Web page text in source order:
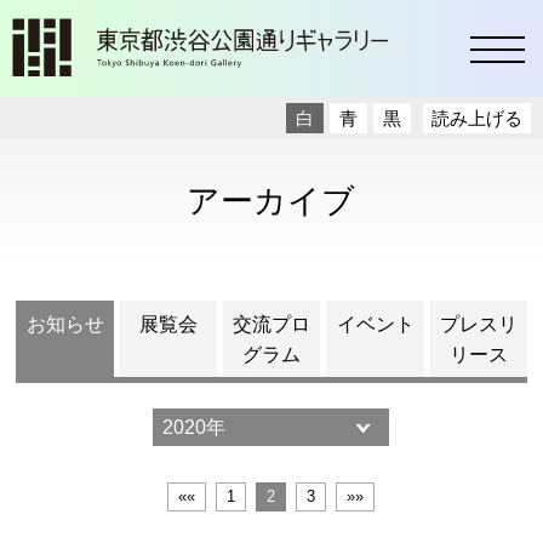
読み上げる
白 青 黒
アーカイブ
お知らせ 展覧会
交流プロ
グラム
イベント
プレスリ
リース
«« 1 2 3 »»